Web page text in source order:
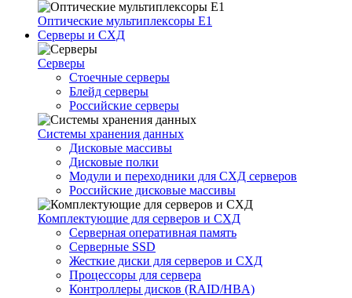
Оптические мультиплексоры Е1
Серверы и СХД
Серверы
Стоечные серверы
Блейд серверы
Российские серверы
Системы хранения данных
Дисковые массивы
Дисковые полки
Модули и переходники для СХД серверов
Российские дисковые массивы
Комплектующие для серверов и СХД
Серверная оперативная память
Серверные SSD
Жесткие диски для серверов и СХД
Процессоры для сервера
Контроллеры дисков (RAID/HBA)